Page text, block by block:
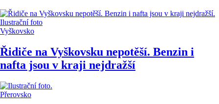
Vyškovsko
Řidiče na Vyškovsku nepotěší. Benzin i
nafta jsou v kraji nejdražší
Přerovsko